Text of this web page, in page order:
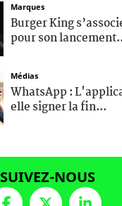
Marques
Burger King
pour son
Médias
WhatsApp :
elle signer la fin...
SUIVEZ-NOUS